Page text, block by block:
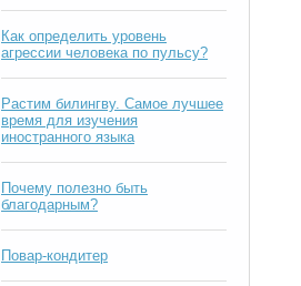
Как определить уровень
агрессии человека по пульсу?
Растим билингву. Самое лучшее
время для изучения
иностранного языка
Почему полезно быть
благодарным?
Повар-кондитер